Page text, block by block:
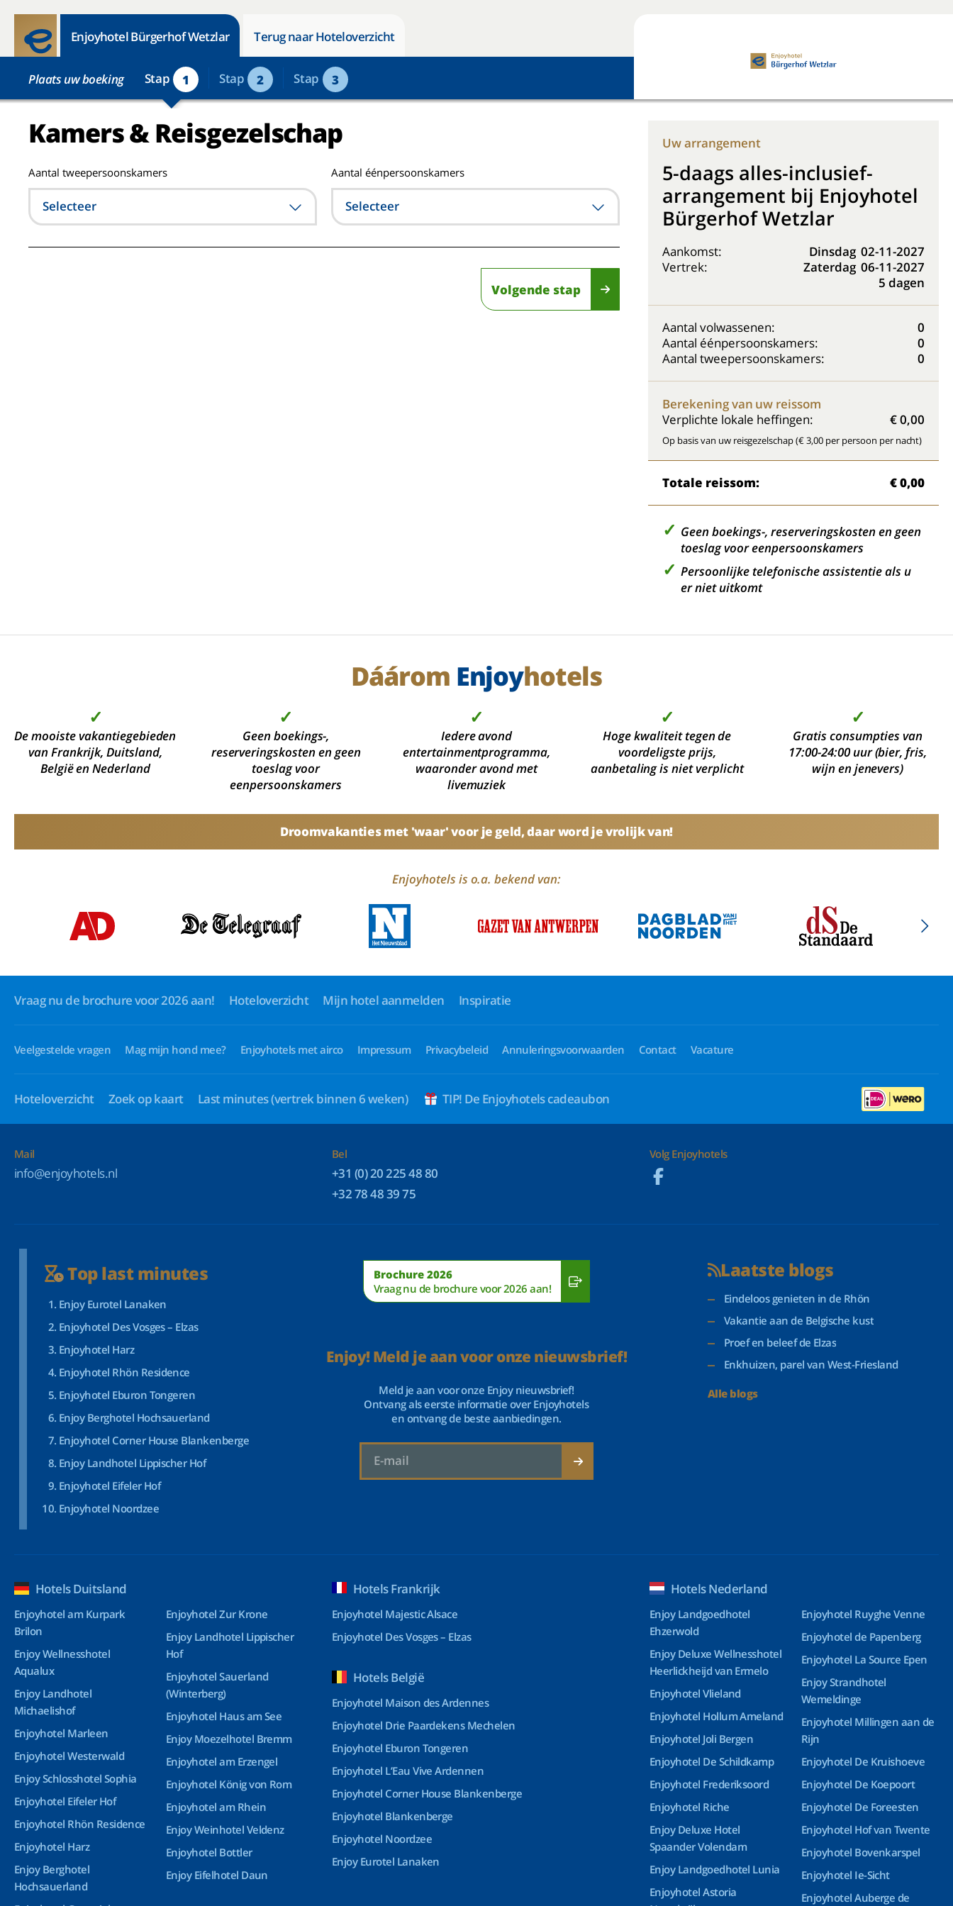
Enjoyhotel Bürgerhof Wetzlar Terug naar Hoteloverzicht
Plaats uw boeking Stap 1 Stap 2 Stap 3
Kamers & Reisgezelschap
Aantal tweepersoonskamers
Selecteer
Aantal éénpersoonskamers
Selecteer
Volgende stap
Uw arrangement
5-daags alles-inclusief-
arrangement bij Enjoyhotel
Bürgerhof Wetzlar
Aankomst: Dinsdag 02-11-2027
Vertrek:
Zaterdag 06-11-2027
5 dagen
Aantal volwassenen:
0
Aantal éénpersoonskamers:
0
Aantal tweepersoonskamers:
0
Berekening van uw reissom
Verplichte lokale heffingen:
€ 0,00
Op basis van uw reisgezelschap (€ 3,00 per persoon per nacht)
Totale reissom: € 0,00
Geen boekings-, reserveringskosten en geen
toeslag voor eenpersoonskamers
Persoonlijke telefonische assistentie als u
er niet uitkomt
Dáárom Enjoyhotels
✓
De mooiste vakantiegebieden
van Frankrijk, Duitsland,
België en Nederland
✓
Geen boekings-,
reserveringskosten en geen
toeslag voor
eenpersoonskamers
✓
Iedere avond
entertainmentprogramma,
waaronder avond met
livemuziek
✓
Hoge kwaliteit tegen de
voordeligste prijs,
aanbetaling is niet verplicht
✓
Gratis consumpties van
17:00-24:00 uur (bier, fris,
wijn en jenevers)
Droomvakanties met 'waar' voor je geld, daar word je vrolijk van!
Enjoyhotels is o.a. bekend van:
Vraag nu de brochure voor 2026 aan! Hoteloverzicht Mijn hotel aanmelden Inspiratie
Veelgestelde vragen Mag mijn hond mee? Enjoyhotels met airco Impressum Privacybeleid Annuleringsvoorwaarden Contact Vacature
Hoteloverzicht Zoek op kaart Last minutes(vertrek binnen 6 weken) TIP! De Enjoyhotels cadeaubon
Mail
info@enjoyhotels.nl
Bel
+31 (0) 20 225 48 80
+32 78 48 39 75
Volg Enjoyhotels
Top last minutes
Enjoy Eurotel Lanaken
Enjoyhotel Des Vosges – Elzas
Enjoyhotel Harz
Enjoyhotel Rhön Residence
Enjoyhotel Eburon Tongeren
Enjoy Berghotel Hochsauerland
Enjoyhotel Corner House Blankenberge
Enjoy Landhotel Lippischer Hof
Enjoyhotel Eifeler Hof
Enjoyhotel Noordzee
Brochure 2026
Vraag nu de brochure voor 2026 aan!
Enjoy! Meld je aan voor onze nieuwsbrief!
Meld je aan voor onze Enjoy nieuwsbrief!
Ontvang als eerste informatie over Enjoyhotels
en ontvang de beste aanbiedingen.
Laatste blogs
Eindeloos genieten in de Rhön
Vakantie aan de Belgische kust
Proef en beleef de Elzas
Enkhuizen, parel van West-Friesland
Alle blogs
Hotels Duitsland
Enjoyhotel am Kurpark
Brilon
Enjoy Wellnesshotel
Aqualux
Enjoy Landhotel
Michaelishof
Enjoyhotel Marleen
Enjoyhotel Westerwald
Enjoy Schlosshotel Sophia
Enjoyhotel Eifeler Hof
Enjoyhotel Rhön Residence
Enjoyhotel Harz
Enjoy Berghotel
Hochsauerland
Enjoyhotel Zur Krone
Enjoy Landhotel Lippischer
Hof
Enjoyhotel Sauerland
(Winterberg)
Enjoyhotel Haus am See
Enjoy Moezelhotel Bremm
Enjoyhotel am Erzengel
Enjoyhotel König von Rom
Enjoyhotel am Rhein
Enjoy Weinhotel Veldenz
Enjoyhotel Bottler
Enjoy Eifelhotel Daun
Hotels Frankrijk
Enjoyhotel Majestic Alsace
Enjoyhotel Des Vosges – Elzas
Hotels België
Enjoyhotel Maison des Ardennes
Enjoyhotel Drie Paardekens Mechelen
Enjoyhotel Eburon Tongeren
Enjoyhotel L’Eau Vive Ardennen
Enjoyhotel Corner House Blankenberge
Enjoyhotel Blankenberge
Enjoyhotel Noordzee
Enjoy Eurotel Lanaken
Hotels Nederland
Enjoy Landgoedhotel
Ehzerwold
Enjoy Deluxe Wellnesshotel
Heerlickheijd van Ermelo
Enjoyhotel Vlieland
Enjoyhotel Hollum Ameland
Enjoyhotel Joli Bergen
Enjoyhotel De Schildkamp
Enjoyhotel Frederiksoord
Enjoyhotel Riche
Enjoy Deluxe Hotel
Spaander Volendam
Enjoy Landgoedhotel Lunia
Enjoyhotel Astoria
Enjoyhotel Ruyghe Venne
Enjoyhotel de Papenberg
Enjoyhotel La Source Epen
Enjoy Strandhotel
Wemeldinge
Enjoyhotel Millingen aan de
Rijn
Enjoyhotel De Kruishoeve
Enjoyhotel De Koepoort
Enjoyhotel De Foreesten
Enjoyhotel Hof van Twente
Enjoyhotel Bovenkarspel
Enjoyhotel Ie-Sicht
Enjoyhotel Auberge de